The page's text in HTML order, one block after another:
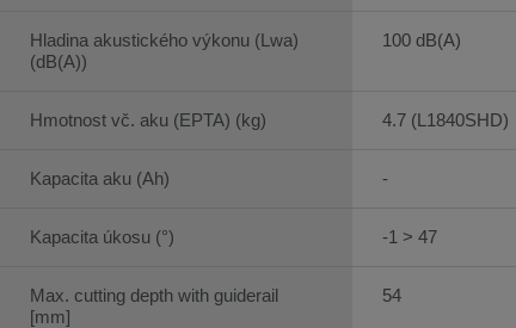
Hladina akustického výkonu (Lwa)
(dB(A))
Hmotnost vč. aku (EPTA) (kg)
Kapacita aku (Ah)
Kapacita úkosu (°)
Max. cutting depth with guiderail
[mm]
100 dB(A)
4.7 (L1840SHD)
-
-1 > 47
54